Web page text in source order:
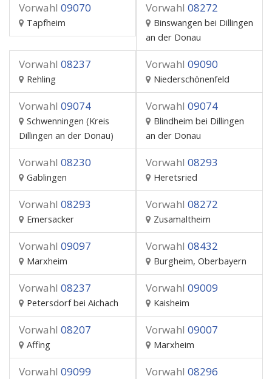
Vorwahl 09070
Tapfheim
Vorwahl 08272
Binswangen bei Dillingen
an der Donau
Vorwahl 08237
Rehling
Vorwahl 09090
Niederschönenfeld
Vorwahl 09074
Schwenningen (Kreis
Dillingen an der Donau)
Vorwahl 09074
Blindheim bei Dillingen
an der Donau
Vorwahl 08230
Gablingen
Vorwahl 08293
Heretsried
Vorwahl 08293
Emersacker
Vorwahl 08272
Zusamaltheim
Vorwahl 09097
Marxheim
Vorwahl 08432
Burgheim, Oberbayern
Vorwahl 08237
Petersdorf bei Aichach
Vorwahl 09009
Kaisheim
Vorwahl 08207
Affing
Vorwahl 09007
Marxheim
Vorwahl 09099 Vorwahl 08296